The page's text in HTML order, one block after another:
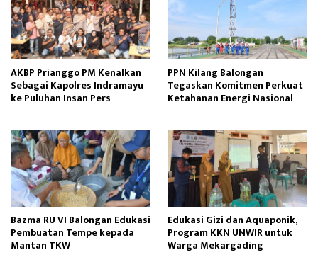
AKBP Prianggo PM Kenalkan
Sebagai Kapolres Indramayu
ke Puluhan Insan Pers
PPN Kilang Balongan
Tegaskan Komitmen Perkuat
Ketahanan Energi Nasional
Bazma RU VI Balongan Edukasi
Pembuatan Tempe kepada
Mantan TKW
Edukasi Gizi dan Aquaponik,
Program KKN UNWIR untuk
Warga Mekargading